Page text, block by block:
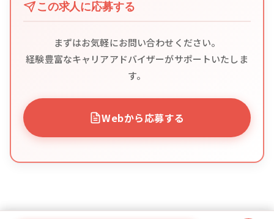
この求人に応募する
まずはお気軽にお問い合わせください。
経験豊富なキャリアアドバイザーがサポートいたしま
す。
Webから応募する